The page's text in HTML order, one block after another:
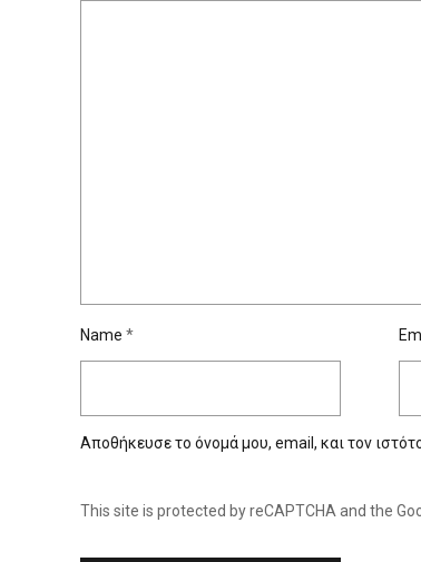
Name *
Αποθήκευσε το όνομά μου, email, και τον
This site is protected by reCAPTCHA and the